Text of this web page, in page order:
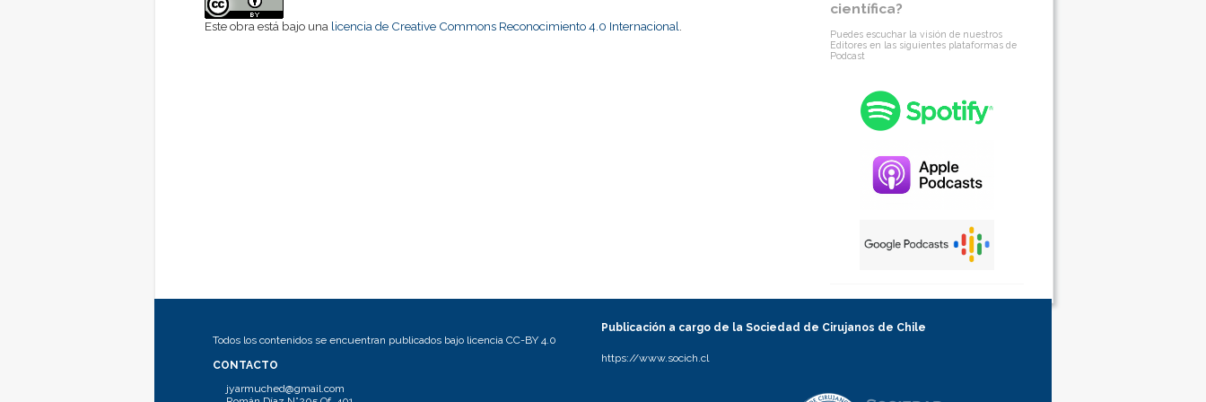
científica?
Puedes escuchar la visión de nuestros
Editores en las siguientes plataformas de
Podcast
Este obra está bajo una licencia de Creative Commons Reconocimiento 4.0 Internacional
Todos los contenidos se encuentran publicados bajo licencia CC-BY 4.0
CONTACTO
jyarmuched@gmail.com
Publicación a cargo de la Sociedad de Cirujanos de Chile
https://www.socich.cl